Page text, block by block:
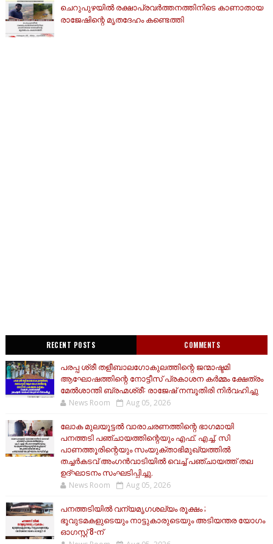
ചെറുപുഴയിൽ രക്ഷാപ്രവർത്തനത്തിനിടെ കാണാതായ
രാജേഷിന്റെ മൃതദേഹം കണ്ടെത്തി
RECENT POSTS COMMENTS
പരപ്പ ശ്രീ തളീബാലഗോകുലത്തിന്റെ ജന്മാഷ്ടമി
ആഘോഷത്തിന്റെ നോട്ടീസ് പ്രകാശന കർമ്മം ക്ഷേത്രം
മേൽശാന്തി ബ്രഹ്മശ്രീ: രാജേഷ് നമ്പൂതിരി നിർവഹിച്ചു
News Room Aug 05, 2026
ലോക മുലയൂട്ടൽ വാരാചരണത്തിന്റെ ഭാഗമായി
പനത്തടി പഞ്ചായത്തിന്റെയും എഫ്. എച്ച്. സി
പാണത്തൂരിന്റെയും സംയുക്താഭിമുഖ്യത്തിൽ
തച്ചർകടവ് അംഗൻവാടിയിൽ വെച്ച് പഞ്ചായത്ത് തല
ഉദ്ഘാടനം സംഘടിപ്പിച്ചു.
News Room Aug 05, 2026
പനത്തടിയിൽ വന്യമൃഗശല്യം രൂക്ഷം ;
ഭൂവുടമകളുടെയും നാട്ടുകാരുടെയും അടിയന്തര യോഗം
ഓഗസ്റ്റ് 8-ന്